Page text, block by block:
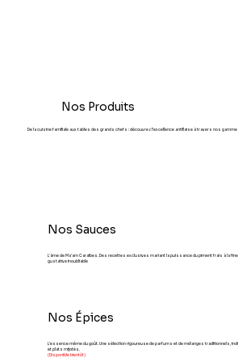
Nos Produits
De la cuisine familiale aux tables des grands chefs : découvrez l'excellence antillaise à travers nos
Nos Sauces
L'âme de Ma'am Caraïbes. Des recettes exclusives mariant la puissance du piment frais à la
gustative inoubliable
Nos Épices
L'essence même du goût. Une sélection rigoureuse de parfums et de mélanges traditionnels,
et plats mijotés.
(Disponible bientôt)